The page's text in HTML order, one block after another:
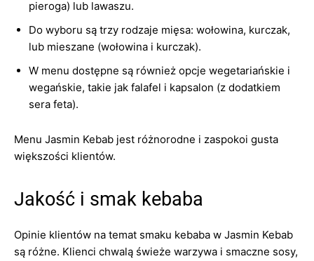
pieroga) lub lawaszu.
Do wyboru są trzy rodzaje mięsa: wołowina, kurczak,
lub mieszane (wołowina i kurczak).
W menu dostępne są również opcje wegetariańskie i
wegańskie, takie jak falafel i kapsalon (z dodatkiem
sera feta).
Menu Jasmin Kebab jest różnorodne i zaspokoi gusta
większości klientów.
Jakość i smak kebaba
Opinie klientów na temat smaku kebaba w Jasmin Kebab
są różne. Klienci chwalą świeże warzywa i smaczne sosy,